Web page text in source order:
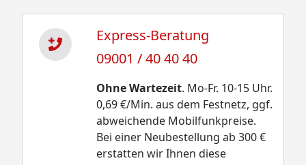
Express-Beratung
09001 / 40 40 40
Ohne Wartezeit. Mo-Fr. 10-15 Uhr.
0,69 €/Min. aus dem Festnetz, ggf.
abweichende Mobilfunkpreise.
Bei einer Neubestellung ab 300 €
erstatten wir Ihnen diese